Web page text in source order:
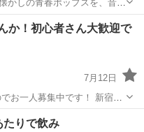
す😊 歌🎤の得意不
、性別、そんなものは一切
合唱団
か！初心者さん大歓迎で
7月12日
お一人募集中です！ 新宿や
だけるかた探しています も
で何かを賭けたりはしませ
三人麻雀
たりで飲み